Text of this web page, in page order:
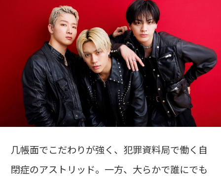
几帳面でこだわりが強く、犯罪資料局で働く自
閉症のアストリッド。一方、大らかで誰にでも